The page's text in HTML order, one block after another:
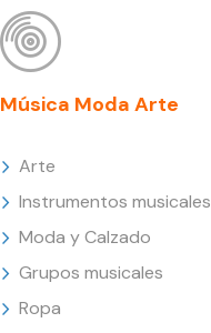
Música Moda Arte
Arte
Instrumentos musicales
Moda y Calzado
Grupos musicales
Ropa